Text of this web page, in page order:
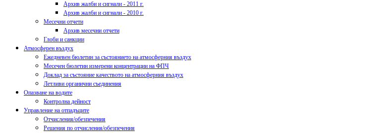
Архив жалби и сигнали - 2011 г.
Архив жалби и сигнали - 2010 г.
Месечни отчети
Архив месечни отчети
Глоби и санкции
Атмосферен въздух
Ежедневен бюлетин за състоянието на атмосферния въздух
Месечен бюлетин измерени концентрации на ФПЧ
Доклад за състояние качеството на атмосферния въздух
Летливи органични съединения
Опазване на водите
Контролна дейност
Управление на отпадъците
Отчисления/обезпечения
Решения по отчисления/обезпечения